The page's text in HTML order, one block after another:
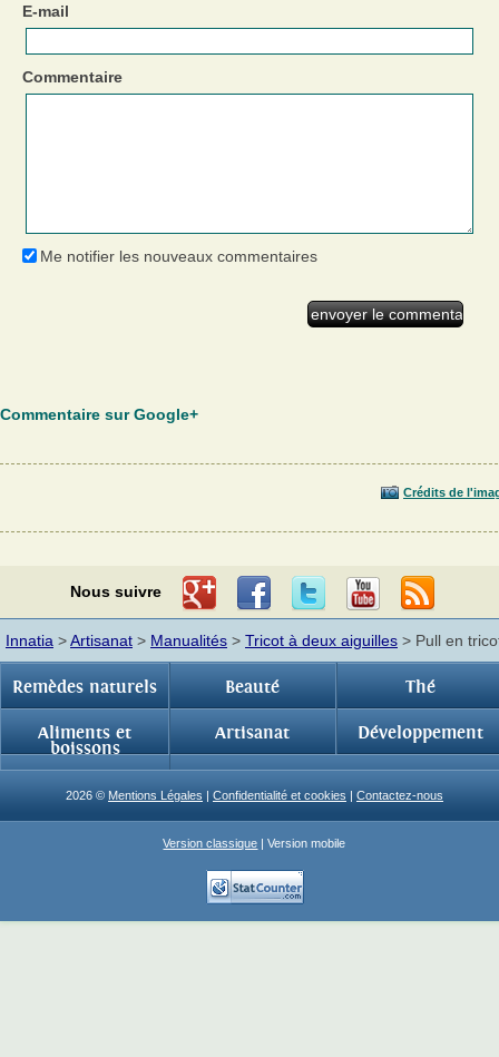
E-mail
Commentaire
Me notifier les nouveaux commentaires
Commentaire sur Google+
Crédits de
Nous suivre
Innatia >Artisanat > Manualités > Tricot à deux aiguilles > Pull en
Remèdes naturels Beauté Thé
Aliments et
boissons
Artisanat Développement
2026 © Mentions Légales | Confidentialité et cookies | Contactez-nous
Version classique | Version mobile